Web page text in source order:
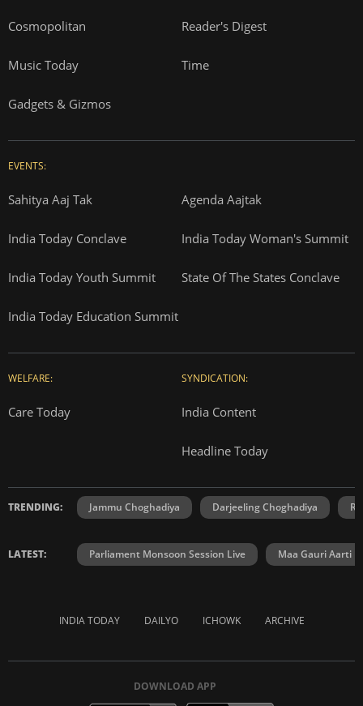
Cosmopolitan Reader's Digest
Music Today Time
Gadgets & Gizmos
EVENTS:
Sahitya Aaj Tak Agenda Aajtak
India Today Conclave India Today Woman's Summit
India Today Youth Summit State Of The States Conclave
India Today Education Summit
WELFARE:
Care Today
SYNDICATION:
India Content
Headline Today
TRENDING: Jammu Choghadiya Darjeeling Choghadiya
LATEST: Parliament Monsoon Session Live Maa Gauri Aarti
INDIA TODAY DAILYO ICHOWK ARCHIVE
DOWNLOAD APP